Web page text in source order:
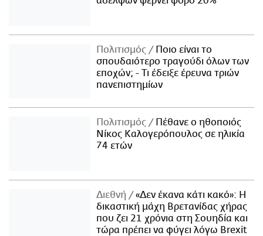
Πολιτισμός
Ποιο είναι το
σπουδαιότερο τραγούδι όλων των
εποχών; - Τι έδειξε έρευνα τριών
πανεπιστημίων
Πολιτισμός
Πέθανε ο ηθοποιός
Νίκος Καλογερόπουλος σε ηλικία
74 ετών
Διεθνή
«Δεν έκανα κάτι κακό»: Η
δικαστική μάχη Βρετανίδας χήρας
που ζει 21 χρόνια στη Σουηδία και
τώρα πρέπει να φύγει λόγω Brexit